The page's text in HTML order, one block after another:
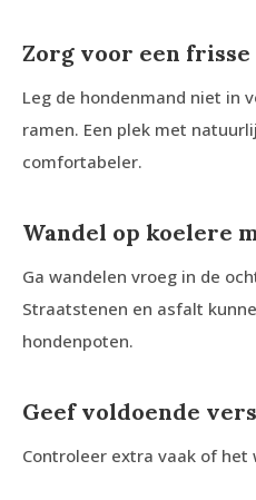
Zorg voor een
Leg de hondenmand niet in
ramen. Een plek met
comfortabeler.
Wandel op koelere
Ga wandelen vroeg in de
Straatstenen en asfalt
hondenpoten.
Geef voldoende
Controleer extra vaak of